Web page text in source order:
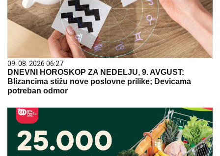
09. 08. 2026 06:27
DNEVNI HOROSKOP ZA NEDELJU, 9. AVGUST:
Blizancima stižu nove poslovne prilike; Devicama
potreban odmor